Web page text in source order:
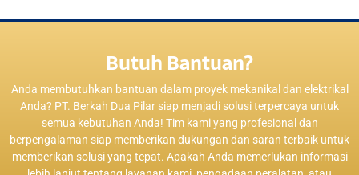
Butuh Bantuan?
Anda membutuhkan bantuan dalam proyek mekanikal dan elektrikal
Anda? PT. Berkah Dua Pilar siap menjadi solusi terpercaya untuk
semua kebutuhan Anda! Tim kami yang profesional dan
berpengalaman siap memberikan dukungan dan saran terbaik untuk
memberikan solusi yang tepat. Apakah Anda memerlukan informasi